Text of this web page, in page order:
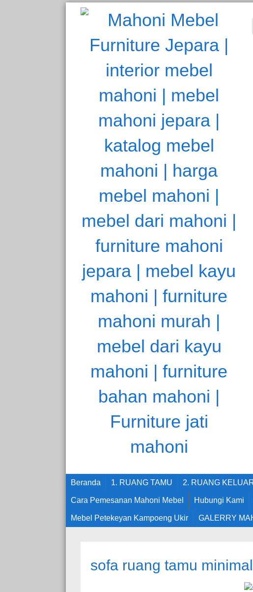
Beranda 1. RUANG TAMU 2. RUANG
Cara Pemesanan Mahoni Mebel Hubungi Kami
Mebel Petekeyan Kampoeng Ukir GALERRY
sofa ruang tamu